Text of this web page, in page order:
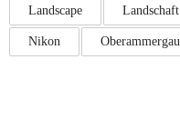
Landscape Landschaft
Nikon Oberammergau